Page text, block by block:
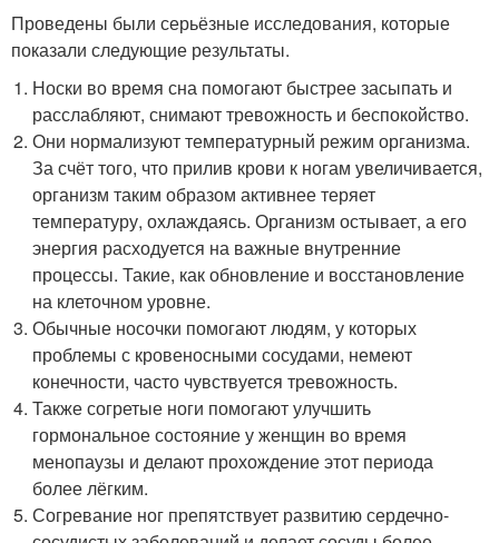
Проведены были серьёзные исследования, которые
показали следующие результаты.
Носки во время сна помогают быстрее засыпать и
расслабляют, снимают тревожность и беспокойство.
Они нормализуют температурный режим организма.
За счёт того, что прилив крови к ногам увеличивается,
организм таким образом активнее теряет
температуру, охлаждаясь. Организм остывает, а его
энергия расходуется на важные внутренние
процессы. Такие, как обновление и восстановление
на клеточном уровне.
Обычные носочки помогают людям, у которых
проблемы с кровеносными сосудами, немеют
конечности, часто чувствуется тревожность.
Также согретые ноги помогают улучшить
гормональное состояние у женщин во время
менопаузы и делают прохождение этот периода
более лёгким.
Согревание ног препятствует развитию сердечно-